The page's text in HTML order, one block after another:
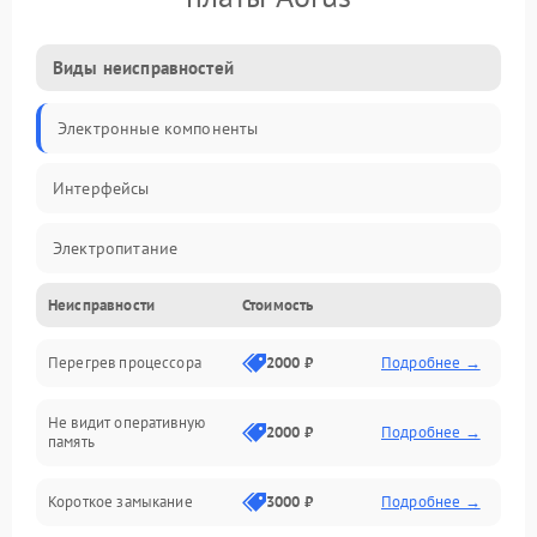
Виды неисправностей
Электронные компоненты
Интерфейсы
Электропитание
Корпус/Герметичность
Механика
ПО/Микропрограмма
Неисправности Стоимость
Перегрев процессора 2000 ₽ Подробнее →
Не видит оперативную
память
2000 ₽ Подробнее →
Короткое замыкание 3000 ₽ Подробнее →